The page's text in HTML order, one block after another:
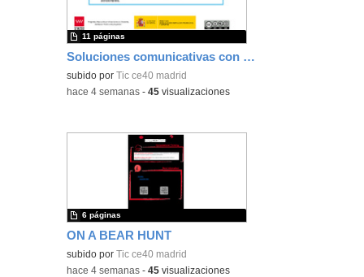
Soluciones comunicativas con Micro:Bit
subido por Tic ce40 madrid
11 páginas
-hace 4 semanas -45 visualizaciones
ON A BEAR HUNT
subido por Tic ce40 madrid
6 páginas
-hace 4 semanas -45 visualizaciones